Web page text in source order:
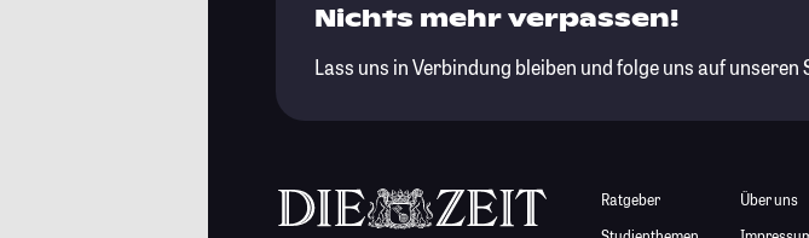
Nichts mehr verpassen!
Lass uns in Verbindung bleiben und folge uns auf unseren
Ratgeber
Über uns